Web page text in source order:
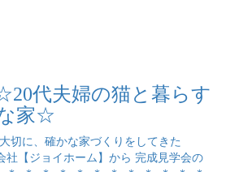
代夫婦の猫と暮らす
家☆
切に、確かな家づくりをしてきた
社【ジョイホーム】から 完成見学会の